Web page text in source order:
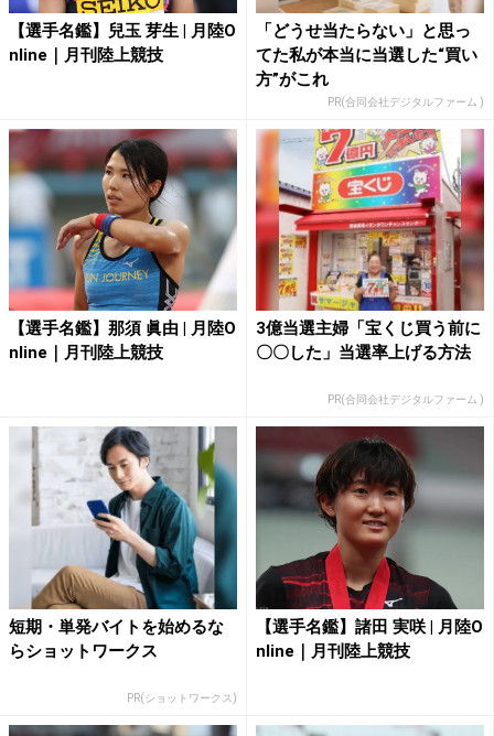
【選手名鑑】兒玉 芽生 | 月陸O
nline｜月刊陸上競技
「どうせ当たらない」と思っ
てた私が本当に当選した“買い
方”がこれ
PR(合同会社デジタルファーム )
【選手名鑑】那須 眞由 | 月陸O
nline｜月刊陸上競技
3億当選主婦「宝くじ買う前に
〇〇した」当選率上げる方法
PR(合同会社デジタルファーム )
短期・単発バイトを始めるな
らショットワークス
PR(ショットワークス)
【選手名鑑】諸田 実咲 | 月陸O
nline｜月刊陸上競技